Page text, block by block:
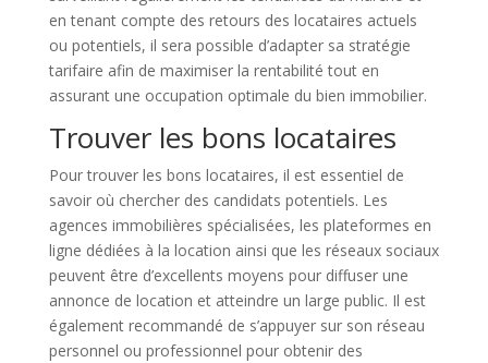
en tenant compte des retours des locataires actuels
ou potentiels, il sera possible d’adapter sa stratégie
tarifaire afin de maximiser la rentabilité tout en
assurant une occupation optimale du bien immobilier.
Trouver les bons locataires
Pour trouver les bons locataires, il est essentiel de
savoir où chercher des candidats potentiels. Les
agences immobilières spécialisées, les plateformes en
ligne dédiées à la location ainsi que les réseaux sociaux
peuvent être d’excellents moyens pour diffuser une
annonce de location et atteindre un large public. Il est
également recommandé de s’appuyer sur son réseau
personnel ou professionnel pour obtenir des